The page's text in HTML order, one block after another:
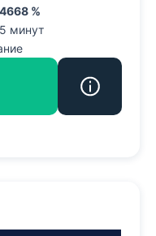
4668 %
минут